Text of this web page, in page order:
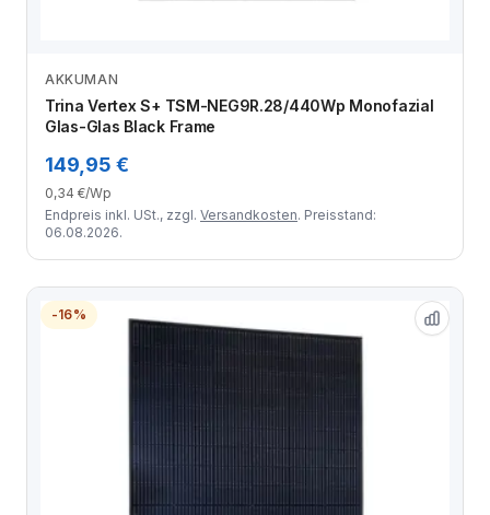
AKKUMAN
Trina Vertex S+ TSM-NEG9R.28/440Wp Monofazial
Glas-Glas Black Frame
149,95 €
0,34 €/Wp
Endpreis inkl. USt., zzgl. Versandkosten. Preisstand:
06.08.2026.
-16%